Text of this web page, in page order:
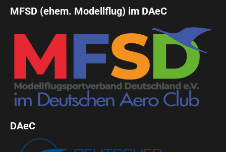
MFSD (ehem. Modellflug) im DAeC
DAeC